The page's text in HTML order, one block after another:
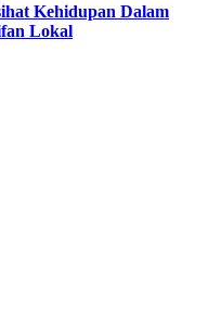
Kehidupan Dalam
Lokal